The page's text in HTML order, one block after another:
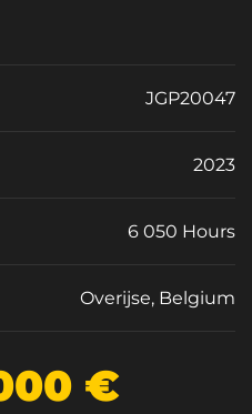
JGP20047
2023
6 050 Hours
Overijse, Belgium
€